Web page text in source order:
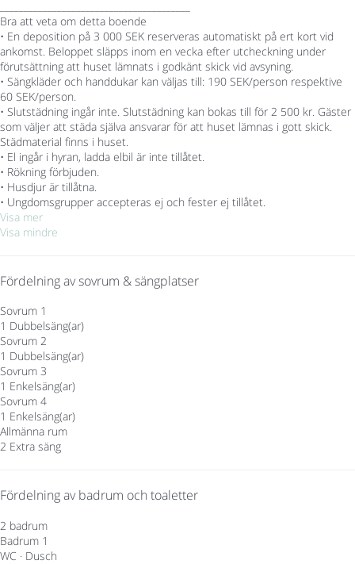
Bra att veta om detta boende
• En deposition på 3 000 SEK reserveras automatiskt på ert kort vid
ankomst. Beloppet släpps inom en vecka efter utcheckning under
förutsättning att huset lämnats i godkänt skick vid avsyning.
• Sängkläder och handdukar kan väljas till: 190 SEK/person respektive
60 SEK/person.
• Slutstädning ingår inte. Slutstädning kan bokas till för 2 500 kr. Gäster
som väljer att städa själva ansvarar för att huset lämnas i gott skick.
Städmaterial finns i huset.
• El ingår i hyran, ladda elbil är inte tillåtet.
• Rökning förbjuden.
• Husdjur är tillåtna.
• Ungdomsgrupper accepteras ej och fester ej tillåtet.
Visa mer
Visa mindre
Fördelning av sovrum & sängplatser
Sovrum 1
1 Dubbelsäng(ar)
Sovrum 2
1 Dubbelsäng(ar)
Sovrum 3
1 Enkelsäng(ar)
Sovrum 4
1 Enkelsäng(ar)
Allmänna rum
2 Extra säng
Fördelning av badrum och toaletter
2 badrum
Badrum 1
WC · Dusch